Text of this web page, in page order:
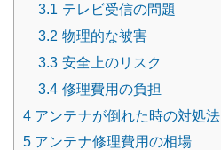
3.1 テレビ受信の問題
3.2 物理的な被害
3.3 安全上のリスク
3.4 修理費用の負担
4 アンテナが倒れた時の対処法
5 アンテナ修理費用の相場